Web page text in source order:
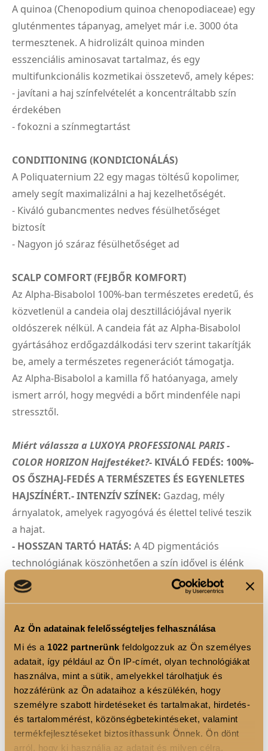
Az Ön adatainak felelősségteljes felhasználása
Mi és a 1022 partnerünk feldolgozzuk az Ön személyes
adatait, így például az Ön IP-címét, olyan technológiákat
használva, mint a sütik, amelyekkel tárolhatjuk és
hozzáférünk az Ön adataihoz a készülékén, hogy
személyre szabott hirdetéseket és tartalmakat, hirdetés-
és tartalommérést, közönségbetekintéseket, valamint
termékfejlesztéseket biztosíthassunk Önnek. Ön dönt
arról, hogy ki használja az adatait és milyen célra.
A quinoa (Chenopodium quinoa chenopodiaceae) egy
gluténmentes tápanyag, amelyet már i.e. 3000 óta
termesztenek. A hidrolizált quinoa minden
esszenciális aminosavat tartalmaz, és egy
multifunkcionális kozmetikai összetevő, amely képes:
- javítani a haj színfelvételét a koncentráltabb szín
érdekében
- fokozni a színmegtartást
CONDITIONING (KONDICIONÁLÁS)
A Poliquaternium 22 egy magas töltésű kopolimer,
amely segít maximalizálni a haj kezelhetőségét.
- Kiváló gubancmentes nedves fésülhetőséget
biztosít
- Nagyon jó száraz fésülhetőséget ad
SCALP COMFORT (FEJBŐR KOMFORT)
Az Alpha-Bisabolol 100%-ban természetes eredetű, és
közvetlenül a candeia olaj desztillációjával nyerik
oldószerek nélkül. A candeia fát az Alpha-Bisabolol
gyártásához erdőgazdálkodási terv szerint takarítják
be, amely a természetes regenerációt támogatja.
Az Alpha-Bisabolol a kamilla fő hatóanyaga, amely
ismert arról, hogy megvédi a bőrt mindenféle napi
stressztől.
Miért válassza a LUXOYA PROFESSIONAL PARIS -
COLOR HORIZON Hajfestéket?- KIVÁLÓ FEDÉS: 100%-
OS ŐSZHAJ-FEDÉS A TERMÉSZETES ÉS EGYENLETES
HAJSZÍNÉRT.- INTENZÍV SZÍNEK: Gazdag, mély
árnyalatok, amelyek ragyogóvá és élettel telivé teszik
a hajat.
- HOSSZAN TARTÓ HATÁS: A 4D pigmentációs
technológiának köszönhetően a szín idővel is élénk
és gyönyörű marad.
- ÁPOLÓ ÖSSZETEVŐK:
A hialuronsav és az alpha-
- PROFESSZIONÁLIS HASZNÁLATRA:Kifejezetten
fodrászok és szalonok számára fejlesztették ki, hogy
a vendégek számára a legjobb eredményt biztosítsák.
4D PIGMENTÁCIÓS TECHNOLÓGIA
A Luxoya Professional Paris hajfestékei a 4D
Pigmentációs Technológiával új szintre emelik a
hajszínezést. A 3D technológia révén a pigmentek